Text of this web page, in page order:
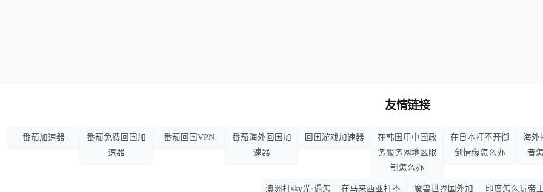
友情链接
番茄加速器
番茄免费回国加
速器
番茄回国VPN
番茄海外回国加
速器
回国游戏加速器
在韩国用中国政
务服务网地区限
制怎么办
在日本打不开御
剑情缘怎么办
海外
者
澳洲打sky光·遇怎 在马来西亚打不 魔兽世界国外加 印度怎么玩帝